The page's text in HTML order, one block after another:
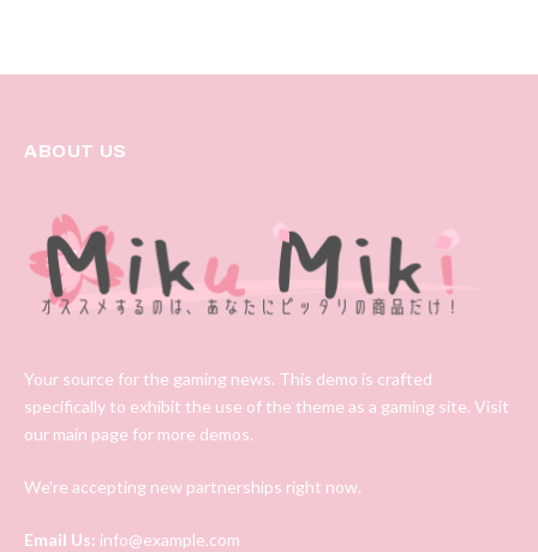
ABOUT US
Your source for the gaming news. This demo is crafted
specifically to exhibit the use of the theme as a gaming site. Visit
our main page for more demos.
We're accepting new partnerships right now.
Email Us: info@example.com